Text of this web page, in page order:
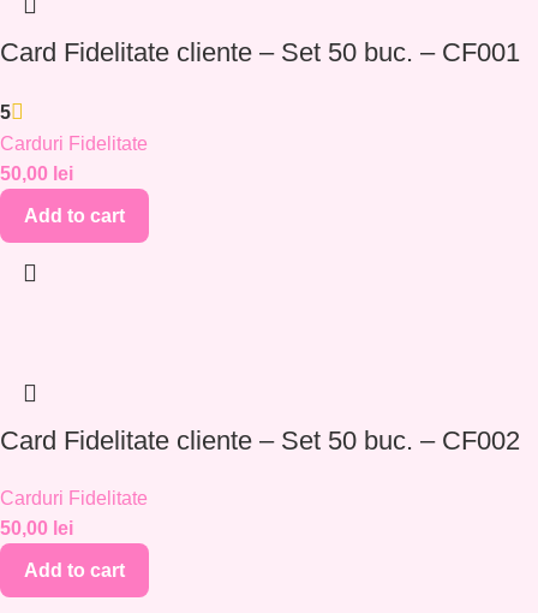
Card Fidelitate cliente – Set 50 buc. – CF001
5
Carduri Fidelitate
50,00 lei
Add to cart
Card Fidelitate cliente – Set 50 buc. – CF002
Carduri Fidelitate
50,00 lei
Add to cart